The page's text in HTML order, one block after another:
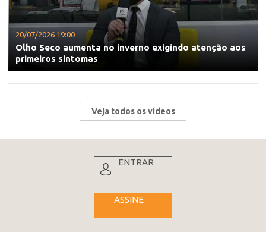
20/07/2026 19:00
Olho Seco aumenta no inverno exigindo atenção aos
primeiros sintomas
Veja todos os vídeos
ENTRAR
ASSINE